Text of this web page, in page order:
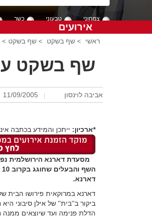
צמחוני טבעוני כשר
אירועים
ראשי > שף בשקט > שף בשקט >
שף בשקט
אביבה לוינסון 11/09/2005
*ארכיון: ייתכן והמידע בכתבה
דארנא.
דארנא במרוקאית פירושו הבית
ביקור ב''בית'' של אילן סיבוני
הדלת פנימה ועד שיוצאים ממנה